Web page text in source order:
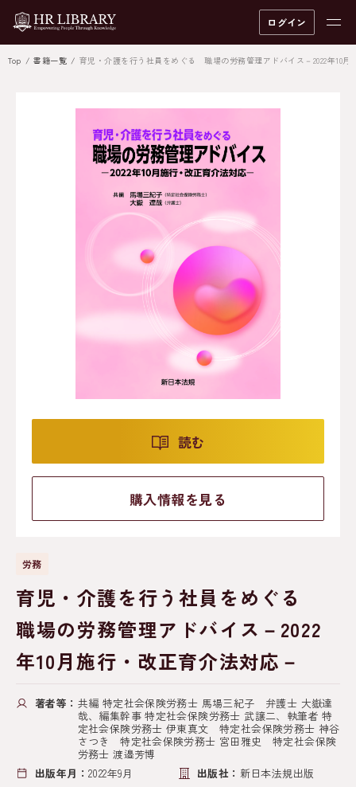
ログイン
Top 書籍一覧 育児・介護を行う社員をめぐる 職場の労務管理アドバイス－2022年10月
読む
購入情報を見る
労務
育児・介護を行う社員をめぐる
職場の労務管理アドバイス－2022
年10月施行・改正育介法対応－
著者等： 共編 特定社会保険労務士 馬場三紀子 弁護士 大嶽達
哉、編集幹事 特定社会保険労務士 武譲二、執筆者 特
定社会保険労務士 伊東真文 特定社会保険労務士 神谷
さつき 特定社会保険労務士 宮田雅史 特定社会保険
労務士 渡邉芳博
出版年月： 2022年9月 出版社： 新日本法規出版